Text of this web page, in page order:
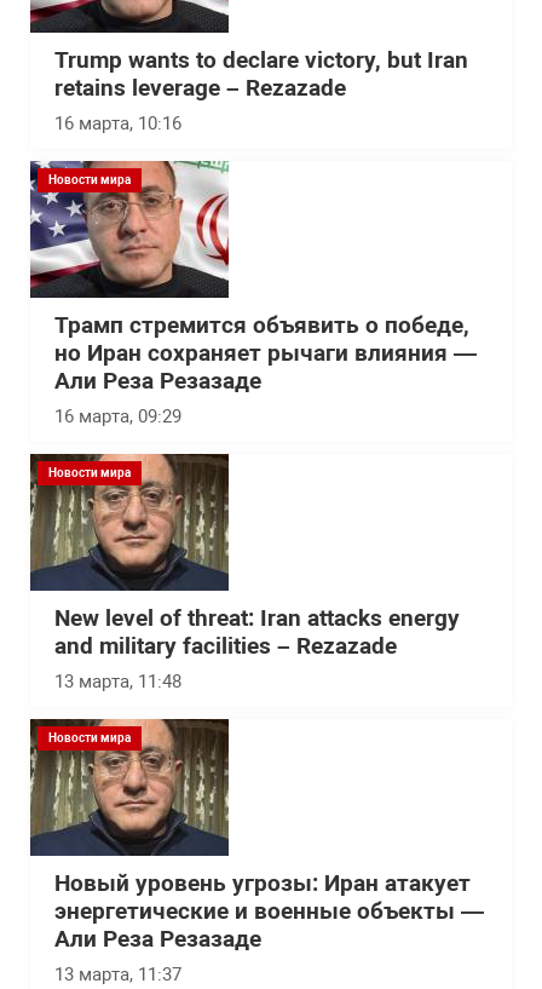
Trump wants to declare victory, but Iran
retains leverage – Rezazade
16 марта, 10:16
Новости мира
Трамп стремится объявить о победе,
но Иран сохраняет рычаги влияния —
Али Реза Резазаде
16 марта, 09:29
Новости мира
New level of threat: Iran attacks energy
and military facilities – Rezazade
13 марта, 11:48
Новости мира
Новый уровень угрозы: Иран атакует
энергетические и военные объекты —
Али Реза Резазаде
13 марта, 11:37